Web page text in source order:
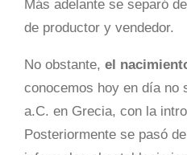
Más adelante se separó
de productor y vendedor.
No obstante, el
conocemos hoy en día no
a.C. en Grecia, con la
Posteriormente se pasó